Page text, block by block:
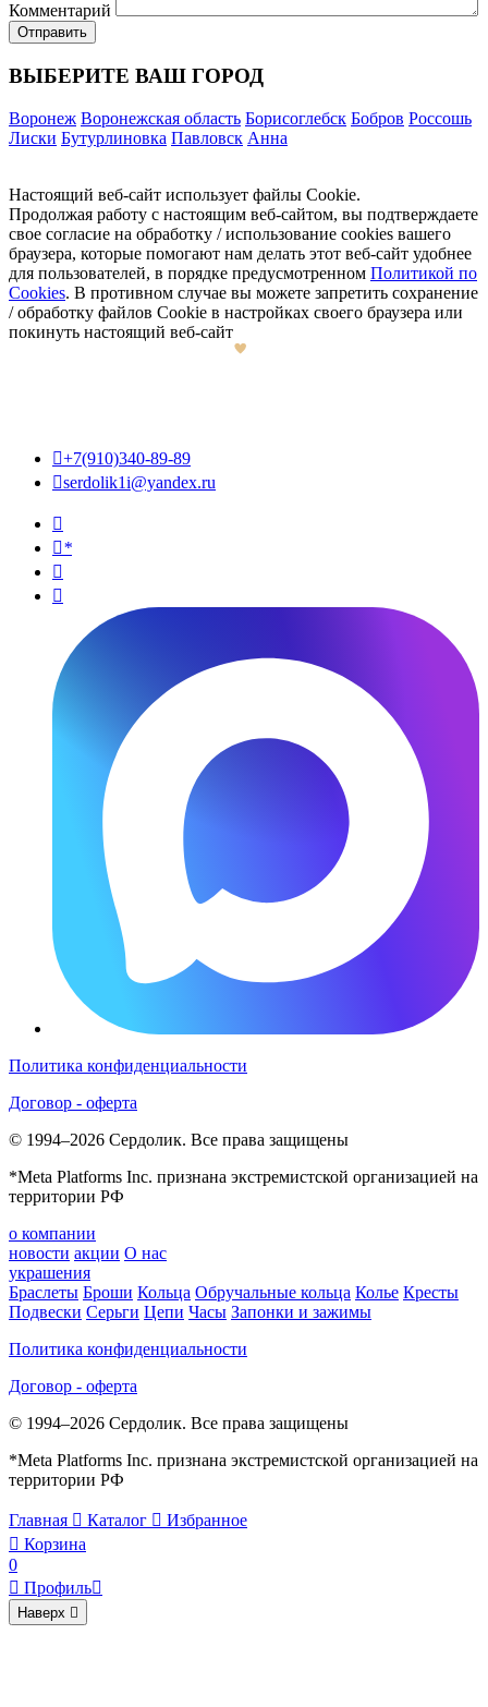
Комментарий
ВЫБЕРИТЕ ВАШ ГОРОД
Воронеж Воронежская область Борисоглебск Бобров Россошь
Лиски Бутурлиновка Павловск Анна
Настоящий веб-сайт использует файлы Cookie.
Продолжая работу с настоящим веб-сайтом, вы подтверждаете
свое согласие на обработку / использование cookies вашего
браузера, которые помогают нам делать этот веб-сайт удобнее
для пользователей, в порядке предусмотренном Политикой по
Cookies. В противном случае вы можете запретить сохранение
/ обработку файлов Cookie в настройках своего браузера или
покинуть настоящий веб-сайт
+7(910)340-89-89
serdolik1i@yandex.ru

*


Политика конфиденциальности
Договор - оферта
© 1994–2026 Сердолик. Все права защищены
*Meta Platforms Inc. признана экстремистской организацией на
территории РФ
о компании
новости акции О нас
украшения
Браслеты Броши Кольца Обручальные кольца Колье Кресты
Подвески Серьги Цепи Часы Запонки и зажимы
Политика конфиденциальности
Договор - оферта
© 1994–2026 Сердолик. Все права защищены
*Meta Platforms Inc. признана экстремистской организацией на
территории РФ
Главная  Каталог  Избранное
 Корзина
0
 Профиль
Наверх 